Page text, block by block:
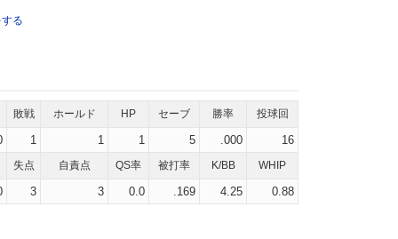
る
敗戦 ホールド HP セーブ 勝率 投球回
1 1 1 5 .000 16
失点 自責点 QS率 被打率 K/BB WHIP
3 3 0.0 .169 4.25 0.88